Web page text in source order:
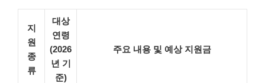
지
원
종
류
대상
연령
(2026
년 기
준)
주요 내용 및 예상 지원금